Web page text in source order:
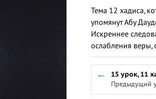
Тема 12 хадиса,
упомянут Абу
Искреннее
ослабления веры,
15 урок, 11
Предыдущий